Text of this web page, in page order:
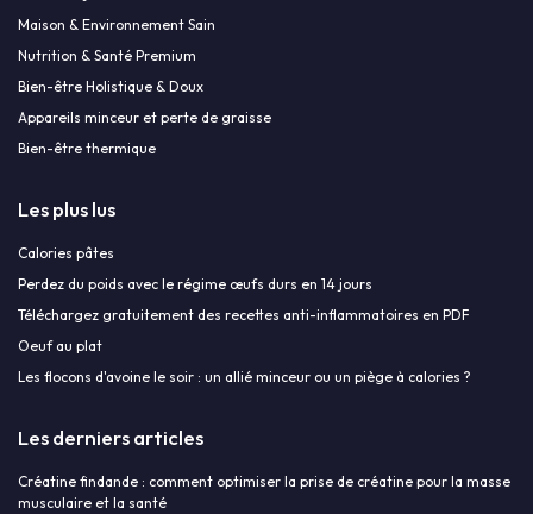
Maison & Environnement Sain
Nutrition & Santé Premium
Bien-être Holistique & Doux
Appareils minceur et perte de graisse
Bien-être thermique
Les plus lus
Calories pâtes
Perdez du poids avec le régime œufs durs en 14 jours
Téléchargez gratuitement des recettes anti-inflammatoires en PDF
Oeuf au plat
Les flocons d'avoine le soir : un allié minceur ou un piège à calories ?
Les derniers articles
Créatine findande : comment optimiser la prise de créatine pour la masse
musculaire et la santé